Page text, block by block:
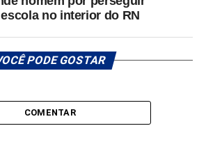
no interior do RN
PODE GOSTAR
COMENTAR